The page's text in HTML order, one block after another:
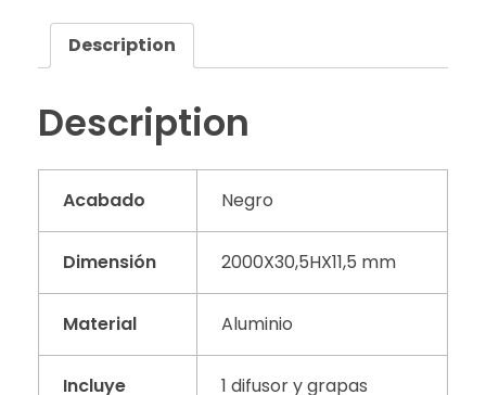
Description
Description
Acabado Negro
Dimensión 2000X30,5HX11,5 mm
Material Aluminio
Incluye 1 difusor y grapas